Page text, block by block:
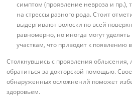
симптом (проявление невроза и пр.),
на стрессы разного рода. Стоит
выдергивают волоски по всей
равномерно, но иногда могут
участкам, что приводит к появлению
Столкнувшись с проявления облысения,
обратиться за докторской помощью.
обнаруженных осложнений поможет
здоровьем.